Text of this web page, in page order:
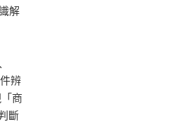
解
辨
商
斷